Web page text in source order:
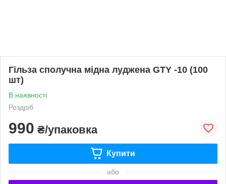
Гільза сполучна мідна луджена GTY -10 (100
шт)
В наявності
Роздріб
990 ₴/упаковка
Купити
або